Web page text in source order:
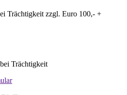
Trächtigkeit zzgl. Euro 100,- +
Trächtigkeit